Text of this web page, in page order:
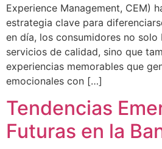
Experience Management, CEM)
estrategia clave para
en día, los consumidores no
servicios de calidad, sino que
experiencias memorables que
emocionales con […]
Tendencias
Futuras en la